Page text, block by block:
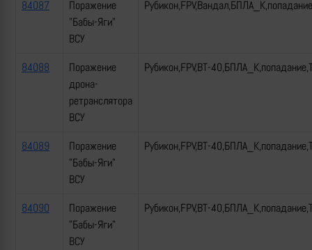
84087
Поражение
"Бабы-Яги"
ВСУ
Рубикон,FPV,Вандал,БПЛА_К,попадание
84088
Поражение
дрона-
ретранслятора
ВСУ
Рубикон,FPV,ВТ-
84089
Поражение
"Бабы-Яги"
ВСУ
Рубикон,FPV,ВТ-
84090
Поражение
"Бабы-Яги"
ВСУ
Рубикон,FPV,ВТ-